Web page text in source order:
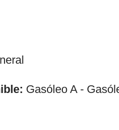
Gasóleo A -